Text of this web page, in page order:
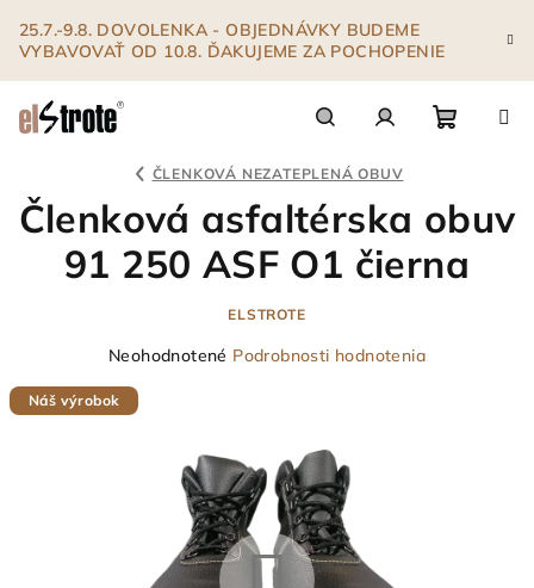
obsah
25.7.-9.8. DOVOLENKA - OBJEDNÁVKY BUDEME
VYBAVOVAŤ OD 10.8. ĎAKUJEME ZA POCHOPENIE
košík
ČLENKOVÁ NEZATEPLENÁ OBUV
Členková asfaltérska obuv
91 250 ASF O1 čierna
ELSTROTE
Priemerné
produktu
hviezdičiek.
Neohodnotené Podrobnosti hodnotenia
Náš výrobok